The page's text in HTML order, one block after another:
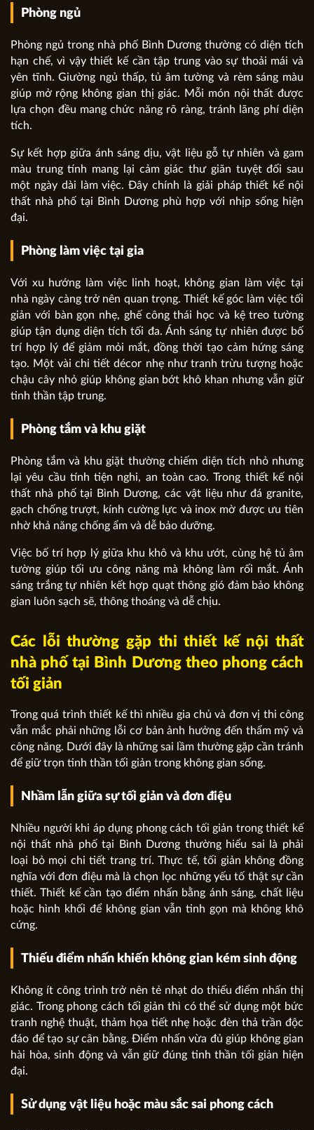
Phòng ngủ
Phòng ngủ trong nhà phố Bình Dương thường có diện tích
hạn chế, vì vậy thiết kế cần tập trung vào sự thoải mái và
yên tĩnh. Giường ngủ thấp, tủ âm tường và rèm sáng màu
giúp mở rộng không gian thị giác. Mỗi món nội thất được
lựa chọn đều mang chức năng rõ ràng, tránh lãng phí diện
tích.
Sự kết hợp giữa ánh sáng dịu, vật liệu gỗ tự nhiên và gam
màu trung tính mang lại cảm giác thư giãn tuyệt đối sau
một ngày dài làm việc. Đây chính là giải pháp thiết kế nội
thất nhà phố tại Bình Dương phù hợp với nhịp sống hiện
đại.
Phòng làm việc tại gia
Với xu hướng làm việc linh hoạt, không gian làm việc tại
nhà ngày càng trở nên quan trọng. Thiết kế góc làm việc tối
giản với bàn gọn nhẹ, ghế công thái học và kệ treo tường
giúp tận dụng diện tích tối đa. Ánh sáng tự nhiên được bố
trí hợp lý để giảm mỏi mắt, đồng thời tạo cảm hứng sáng
tạo. Một vài chi tiết décor nhẹ như tranh trừu tượng hoặc
chậu cây nhỏ giúp không gian bớt khô khan nhưng vẫn giữ
tinh thần tập trung.
Phòng tắm và khu giặt
Phòng tắm và khu giặt thường chiếm diện tích nhỏ nhưng
lại yêu cầu tính tiện nghi, an toàn cao. Trong thiết kế nội
thất nhà phố tại Bình Dương, các vật liệu như đá granite,
gạch chống trượt, kính cường lực và inox mờ được ưu tiên
nhờ khả năng chống ẩm và dễ bảo dưỡng.
Việc bố trí hợp lý giữa khu khô và khu ướt, cùng hệ tủ âm
tường giúp tối ưu công năng mà không làm rối mắt. Ánh
sáng trắng tự nhiên kết hợp quạt thông gió đảm bảo không
gian luôn sạch sẽ, thông thoáng và dễ chịu.
Các lỗi thường gặp thi thiết kế nội thất
nhà phố tại Bình Dương theo phong cách
tối giản
Trong quá trình thiết kế thì nhiều gia chủ và đơn vị thi công
vẫn mắc phải những lỗi cơ bản ảnh hưởng đến thẩm mỹ và
công năng. Dưới đây là những sai lầm thường gặp cần tránh
để giữ trọn tinh thần tối giản trong không gian sống.
Nhầm lẫn giữa sự tối giản và đơn điệu
Nhiều người khi áp dụng phong cách tối giản trong thiết kế
nội thất nhà phố tại Bình Dương thường hiểu sai là phải
loại bỏ mọi chi tiết trang trí. Thực tế, tối giản không đồng
nghĩa với đơn điệu mà là chọn lọc những yếu tố thật sự cần
thiết. Thiết kế cần tạo điểm nhấn bằng ánh sáng, chất liệu
hoặc hình khối để không gian vẫn tinh gọn mà không khô
cứng.
Thiếu điểm nhấn khiến không gian kém sinh động
Không ít công trình trở nên tẻ nhạt do thiếu điểm nhấn thị
giác. Trong phong cách tối giản thì có thể sử dụng một bức
tranh nghệ thuật, thảm họa tiết nhẹ hoặc đèn thả trần độc
đáo để tạo sự cân bằng. Điểm nhấn vừa đủ giúp không gian
hài hòa, sinh động và vẫn giữ đúng tinh thần tối giản hiện
đại.
Sử dụng vật liệu hoặc màu sắc sai phong cách